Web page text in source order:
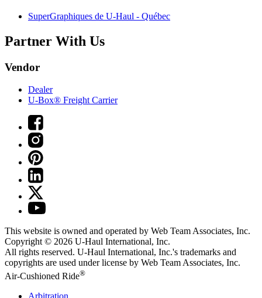
SuperGraphiques de U-Haul - Québec
Partner With Us
Vendor
Dealer
U-Box® Freight Carrier
This website is owned and operated by Web Team Associates, Inc.
Copyright © 2026 U-Haul International, Inc.
All rights reserved. U-Haul International, Inc.'s trademarks and
copyrights are used under license by Web Team Associates, Inc.
Air-Cushioned Ride®
Arbitration